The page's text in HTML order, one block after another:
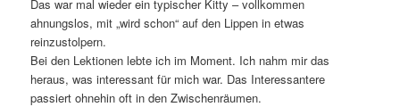
Das war mal wieder ein typischer Kitty – vollkommen
ahnungslos, mit „wird schon“ auf den Lippen in etwas
reinzustolpern.
Bei den Lektionen lebte ich im Moment. Ich nahm mir das
heraus, was interessant für mich war. Das Interessantere
passiert ohnehin oft in den Zwischenräumen.